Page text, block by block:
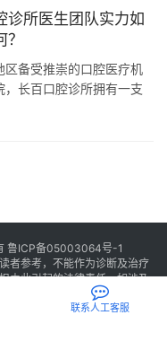
诊所医生团队实力如
备受推崇的口腔医疗机
长百口腔诊所拥有一支
鲁ICP备05003064号-1
者参考，不能作为诊断及治疗
由此引起的法律责任。如涉及
联系人工客服